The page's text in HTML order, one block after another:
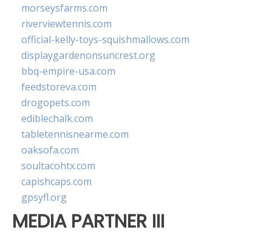
morseysfarms.com
riverviewtennis.com
official-kelly-toys-squishmallows.com
displaygardenonsuncrest.org
bbq-empire-usa.com
feedstoreva.com
drogopets.com
ediblechalk.com
tabletennisnearme.com
oaksofa.com
soultacohtx.com
capishcaps.com
gpsyfl.org
MEDIA PARTNER III